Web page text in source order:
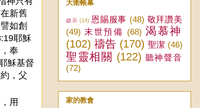
新舊
如創
耶穌
奉
穌基督
，父
用
大衛帳幕
啟示 (14) 恩賜服事 (48) 敬拜讚美
(49) 末世預備 (68) 渴慕神
(102) 禱告 (170) 聖潔 (46)
聖靈相關 (122) 聽神聲音
(72)
家的教會